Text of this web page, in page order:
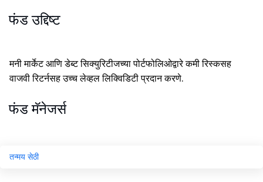
फंड उद्दिष्ट
मनी मार्केट आणि डेब्ट सिक्युरिटीजच्या पोर्टफोलिओद्वारे कमी रिस्कसह
वाजवी रिटर्नसह उच्च लेव्हल लिक्विडिटी प्रदान करणे.
फंड मॅनेजर्स
तन्मय सेठी